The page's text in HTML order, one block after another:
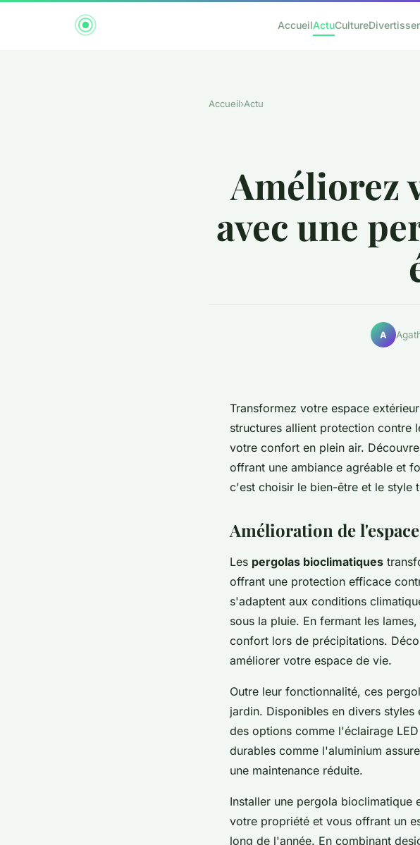
AccueilActuCulture
Accueil›Actu
Améliorez
avec une
A
Transformez votre espace
structures allient protection contre
votre confort en plein air.
offrant une ambiance agréable et
c'est choisir le bien-être et le style
Amélioration de
Les pergolas bioclimatiques
offrant une protection efficace
s'adaptent aux conditions
sous la pluie. En fermant les
confort lors de précipitations.
améliorer votre espace de vie.
Outre leur fonctionnalité, ces
jardin. Disponibles en divers
des options comme l'éclairage
durables comme l'aluminium
une maintenance réduite.
Installer une pergola bioclimatique
votre propriété et vous offrant un
long de l'année. En combinant